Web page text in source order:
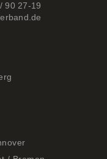
90 27-19